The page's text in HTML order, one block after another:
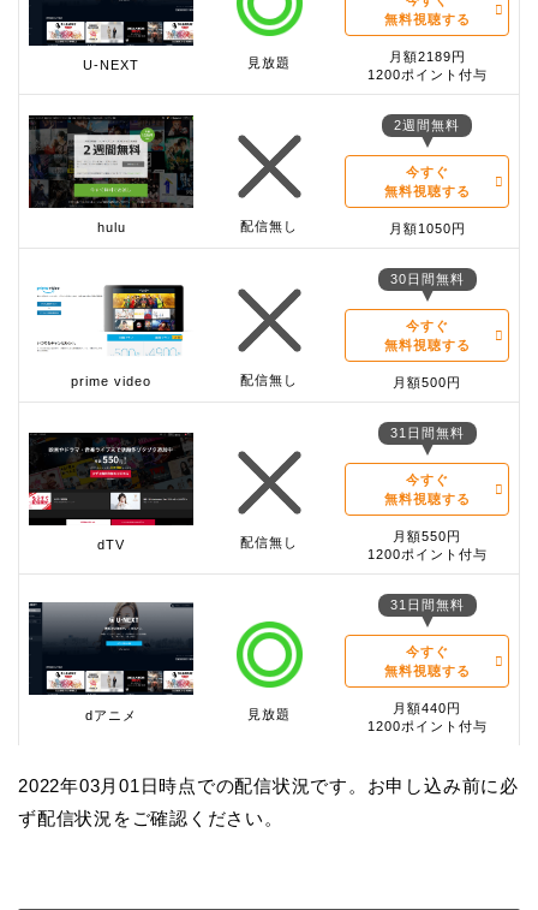
U-NEXT 見放題
無料視聴する
月額2189円
1200ポイント付与
hulu 配信無し
2週間無料
今すぐ
無料視聴する
月額1050円
prime video 配信無し
30日間無料
今すぐ
無料視聴する
月額500円
dTV 配信無し
31日間無料
今すぐ
無料視聴する
月額550円
1200ポイント付与
dアニメ 見放題
31日間無料
今すぐ
無料視聴する
月額440円
1200ポイント付与
2022年03月01日時点での配信状況です。お申し込み前に必
ず配信状況をご確認ください。